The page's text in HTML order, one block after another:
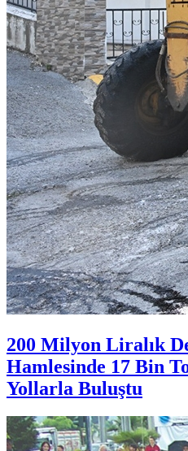
200 Milyon Liralık
Hamlesinde 17 Bin
Yollarla Buluştu